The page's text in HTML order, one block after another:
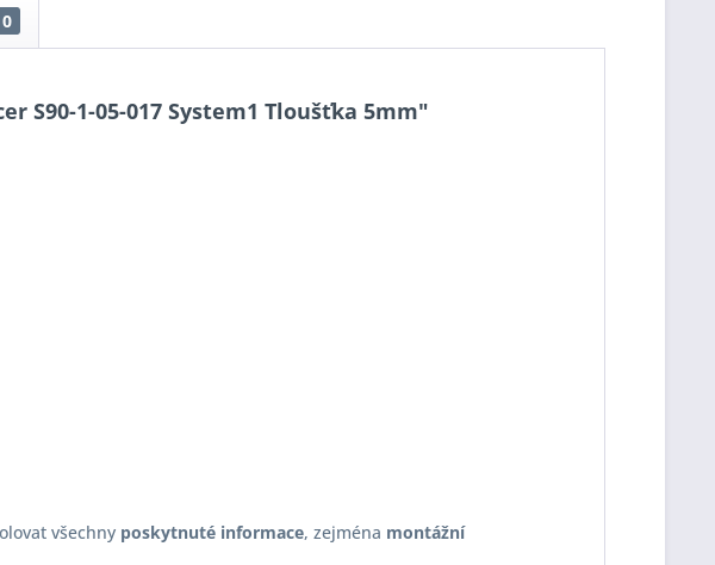
0
S90-1-05-017 System1 Tloušťka 5mm"
všechny poskytnuté informace, zejména montážní